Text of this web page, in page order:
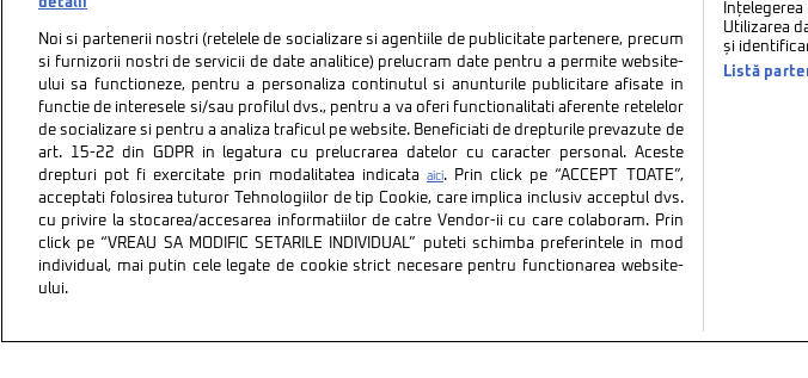
Politica de confidentialitate Politica de cookies
Noi si partenerii nostri (retelele de socializare si agentiile de publicitate partenere, precum
si furnizorii nostri de servicii de date analitice) prelucram date pentru a permite website-
ului sa functioneze, pentru a personaliza continutul si anunturile publicitare afisate in
functie de interesele si/sau profilul dvs., pentru a va oferi functionalitati aferente retelelor
de socializare si pentru a analiza traficul pe website. Beneficiati de drepturile prevazute de
art. 15-22 din GDPR in legatura cu prelucrarea datelor cu caracter personal. Aceste
drepturi pot fi exercitate prin modalitatea indicata
aici. Prin click pe “ACCEPT TOATE”,
acceptati folosirea tuturor Tehnologiilor de tip Cookie, care implica inclusiv acceptul dvs.
cu privire la stocarea/accesarea informatiilor de catre Vendor-ii cu care colaboram. Prin
click pe “VREAU SA MODIFIC SETARILE INDIVIDUAL” puteti schimba preferintele in mod
individual, mai putin cele legate de cookie strict necesare pentru functionarea website-
ului.
Utilizarea
și
Listă